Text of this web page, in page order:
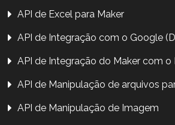
API de Excel para Maker
API de Integração com o Google
API de Integração do Maker com
API de Manipulação de arquivos
API de Manipulação de Imagem